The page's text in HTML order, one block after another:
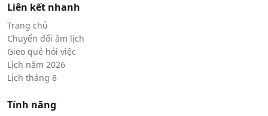
Liên kết nhanh
Trang chủ
Chuyển đổi âm lịch
Gieo quẻ hỏi việc
Lịch năm 2026
Lịch tháng 8
Tính năng